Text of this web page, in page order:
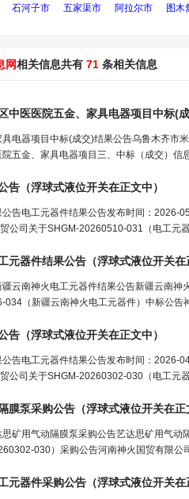
石河子市 五家渠市 阿拉尔市 图木
网相关信息共有 71 条相关信息
中医医院五金、家具电器项目中标(
电器项目中标(成交)结果公告乌鲁木齐
五金、家具电器项目三、中标（成交）
告（浮球式液位开关在正文中）
告电工元器件结果公告发布时间：
公司关于SHGM-20260510-031（电工元
元器件结果公告（浮球式液位开关在
云南神火电工元器件结果公告新疆云南
（新疆云南神火电工元器件）中标公
告（浮球式液位开关在正文中）
告电工元器件结果公告发布时间：
公司关于SHGM-20260302-030（电工元
膜泵采购公告（浮球式液位开关在正
矿用气动隔膜泵采购公告艺达思矿用气
030）采购公告河南神火国贸有限
元器件采购公告（浮球式液位开关在